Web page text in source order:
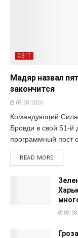
СВІТ
Мадяр назвал
закончится
09.08.2026
Командующий
Бровди в свой 51-й
программный пост
READ MORE